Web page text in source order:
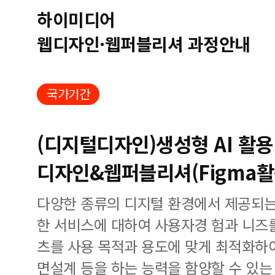
하이미디어
웹디자인·웹퍼블리셔 과정안내
국가기간
(디지털디자인)생성형 AI 활
디자인&웹퍼블리셔(Figma
다양한 종류의 디지털 환경에서 제공되
한 서비스에 대하여 사용자경 험과 니
츠를 사용 목적과 용도에 맞게 최적화
면설계 등을 하는 능력을 함양할 수 있